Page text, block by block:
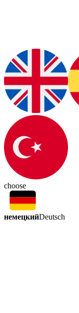
choose
немецкийDeutsch